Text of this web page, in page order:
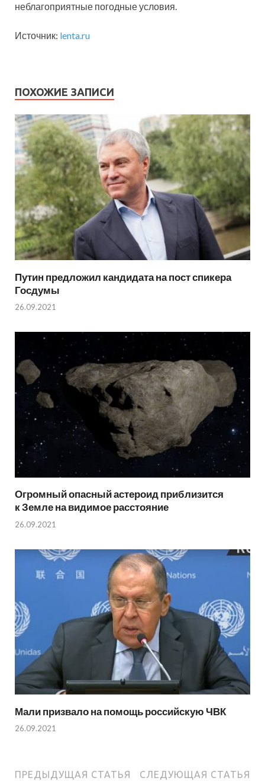
неблагоприятные погодные условия.
Источник: lenta.ru
ПОХОЖИЕ ЗАПИСИ
Путин предложил кандидата на пост спикера
Госдумы
26.09.2021
Огромный опасный астероид приблизится
к Земле на видимое расстояние
26.09.2021
Мали призвало на помощь российскую ЧВК
26.09.2021
ПРЕДЫДУЩАЯ СТАТЬЯ СЛЕДУЮЩАЯ СТАТЬЯ